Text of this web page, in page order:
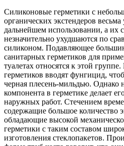
Силиконовые герметики с
органических экстендеров
дальнейшем использовании, а их
незначительно ухудшаются по
силиконом. Подавляющее
санитарных герметиков для
туалетах относятся к этой
герметиков вводят фунгицид,
черная плесень-мильдью. Однако
компонента в герметике делает
наружных работ. Стечением
содержащие большое количество
обладающие высокой
герметики с таким составом
изготовления стеклопакетов.